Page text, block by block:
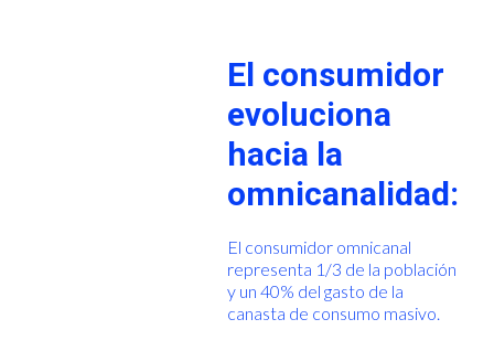
El consumidor
evoluciona
hacia la
omnicanalidad:
El consumidor omnicanal
representa 1/3 de la población
y un 40% del gasto de la
canasta de consumo masivo.